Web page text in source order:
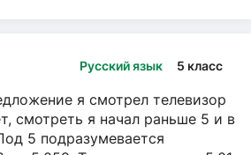
Русский язык 5 класс
я смотрел телевизор
смотреть я начал раньше 5 и в
5 подразумевается